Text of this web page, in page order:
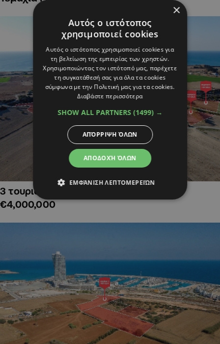
3 τουριστικά χωράφια στην Αλαμινό,
€4,000,000
×
Αυτός ο ιστότοπος
χρησιμοποιεί cookies
Αυτός ο ιστότοπος χρησιμοποιεί cookies για
τη βελτίωση της εμπειρίας των χρηστών.
Χρησιμοποιώντας τον ιστότοπό μας, παρέχετε
τη συγκατάθεσή σας για όλα τα cookies
σύμφωνα με την Πολιτική μας για τα cookies.
Διαβάστε περισσότερα
SHOW ALL PARTNERS (1499) →
ΑΠΟΔΟΧΉ ΌΛΩΝ
ΑΠΌΡΡΙΨΗ ΌΛΩΝ
ΕΜΦΆΝΙΣΗ ΛΕΠΤΟΜΕΡΕΙΏΝ